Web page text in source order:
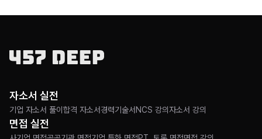
자소서 실전
기업 자소서 풀이 합격 자소서경력기술서 NCS 강의자소서 강의
면접 실전